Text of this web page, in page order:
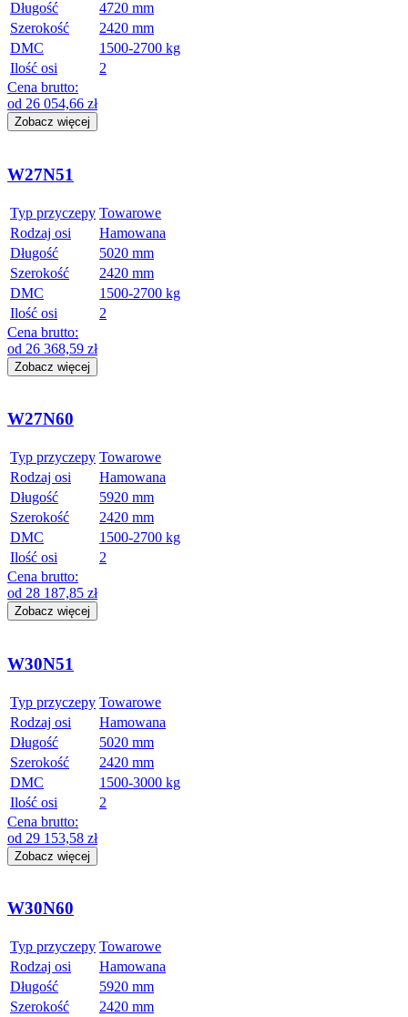
Długość
4720 mm
Szerokość
2420 mm
DMC
1500-2700 kg
Ilość osi
2
Cena brutto:
od 26 054,66 zł
Zobacz więcej
W27N51
Typ przyczepy Towarowe
Rodzaj osi
Hamowana
Długość
5020 mm
Szerokość
2420 mm
DMC
1500-2700 kg
Ilość osi
2
Cena brutto:
od 26 368,59 zł
Zobacz więcej
W27N60
Typ przyczepy Towarowe
Rodzaj osi
Hamowana
Długość
5920 mm
Szerokość
2420 mm
DMC
1500-2700 kg
Ilość osi
2
Cena brutto:
od 28 187,85 zł
Zobacz więcej
W30N51
Typ przyczepy Towarowe
Rodzaj osi
Hamowana
Długość
5020 mm
Szerokość
2420 mm
DMC
1500-3000 kg
Ilość osi
2
Cena brutto:
od 29 153,58 zł
Zobacz więcej
W30N60
Typ przyczepy Towarowe
Rodzaj osi
Hamowana
Długość
5920 mm
Szerokość
2420 mm